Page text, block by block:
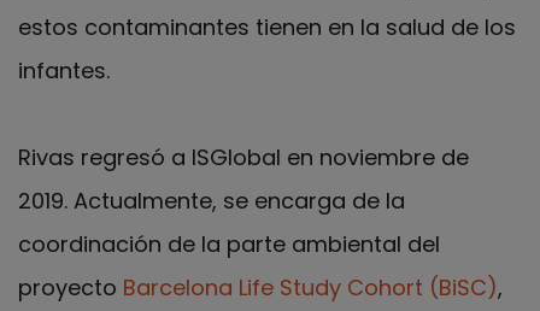
estos contaminantes tienen en la salud de los
infantes.
Rivas regresó a ISGlobal en noviembre de
2019. Actualmente, se encarga de la
coordinación de la parte ambiental del
proyecto Barcelona Life Study Cohort (BiSC),